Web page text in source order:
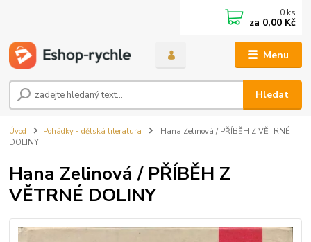
Menu
Hledat
0 ks
za 0,00 Kč
Úvod Pohádky - dětská literatura
Hana Zelinová / PŘÍBĚH Z VĚTRNÉ
DOLINY
Hana Zelinová / PŘÍBĚH Z
VĚTRNÉ DOLINY